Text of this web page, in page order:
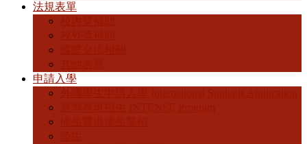
法規表單
申請入學